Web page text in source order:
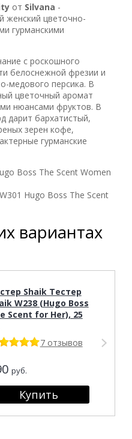
от Silvana -
женский цветочно-
гурманскими
с роскошного
белоснежной фрезии и
медового персика. В
цветочный аромат
нюансами фруктов. В
дарит бархатистый,
зерен кофе,
гурманские
Boss The Scent Women
Hugo Boss The Scent
вариантах
Shaik Тестер
W238 (Hugo Boss
Scent for Her), 25
7 отзывов
руб.